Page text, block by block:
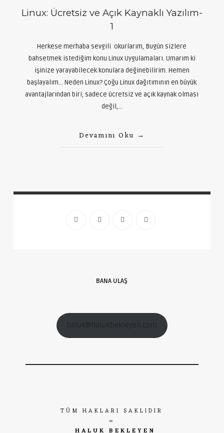
Linux: Ücretsiz ve Açık Kaynaklı Yazılım-
1
Herkese merhaba sevgili okurlarım, Bugün sizlere
bahsetmek istediğim konu Linux Uygulamaları. Umarım ki
işinize yarayabilecek konulara değinebilirim. Hemen
başlayalım… Neden Linux? Çoğu Linux dağıtımının en büyük
avantajlarından biri, sadece ücretsiz ve açık kaynak olması
değil,…
Devamını Oku
BANA ULAŞ
haluk@halukbekleyen.com
TÜM HAKLARI SAKLIDIR
∞